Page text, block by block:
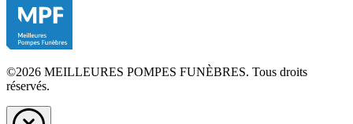
©2026 MEILLEURES POMPES FUNÈBRES. Tous droits
réservés.